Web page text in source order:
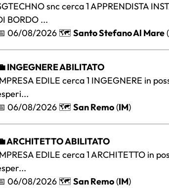
snc cerca 1 APPRENDISTA
BORDO ...
06/08/2026 🗺️ Santo Stefano Al Mare(
INGEGNERE ABILITATO
EDILE cerca 1 INGEGNERE in
06/08/2026 🗺️ San Remo(IM)
ARCHITETTO ABILITATO
EDILE cerca 1 ARCHITETTO in
06/08/2026 🗺️ San Remo(IM)